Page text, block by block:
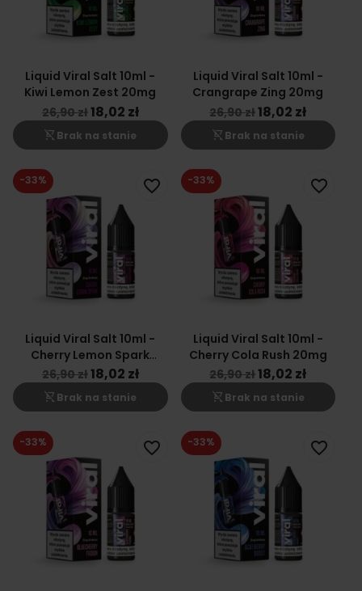
Liquid Viral Salt 10ml -
Kiwi Lemon Zest 20mg
26,90 zł18,02 zł
shopping_cart_off Brak na stanie
Liquid Viral Salt 10ml -
Crangrape Zing 20mg
26,90 zł18,02 zł
shopping_cart_off Brak na stanie
Liquid Viral Salt 10ml -
Cherry Lemon Spark
20mg
26,90 zł18,02 zł
shopping_cart_off Brak na stanie
-33% favorite_border
Liquid Viral Salt 10ml -
Cherry Cola Rush 20mg
26,90 zł18,02 zł
shopping_cart_off Brak na stanie
-33% favorite_border
-33% favorite_border -33% favorite_border